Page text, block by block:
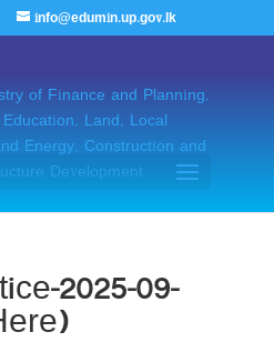
info@edumin.up.gov.lk
2025-09-